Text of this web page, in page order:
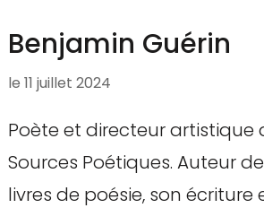
Benjamin Guérin
le 11 juillet 2024
Poète et directeur artistique
Sources Poétiques. Auteur
livres de poésie, son